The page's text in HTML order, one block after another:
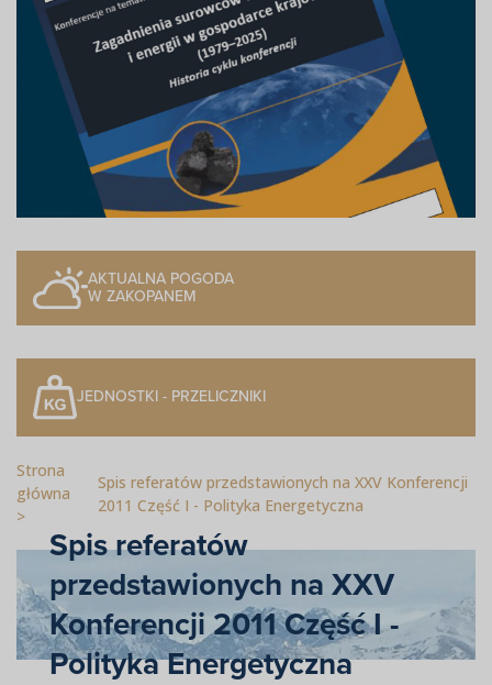
AKTUALNA POGODA
W ZAKOPANEM
JEDNOSTKI - PRZELICZNIKI
Strona
główna
Spis referatów przedstawionych na XXV Konferencji
2011 Część I - Polityka Energetyczna
Spis referatów
przedstawionych na XXV
Konferencji 2011 Część I -
Polityka Energetyczna